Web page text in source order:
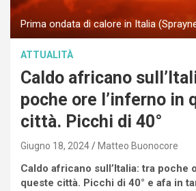
Prima ondata di calore in Italia
ATTUALITÀ
Caldo africano
poche ore l’inferno in
città. Picchi di 40°
Giugno 18, 2024 Matteo Buonocore
Caldo africano sull’Italia: tra poche
queste città. Picchi di 40° e afa in